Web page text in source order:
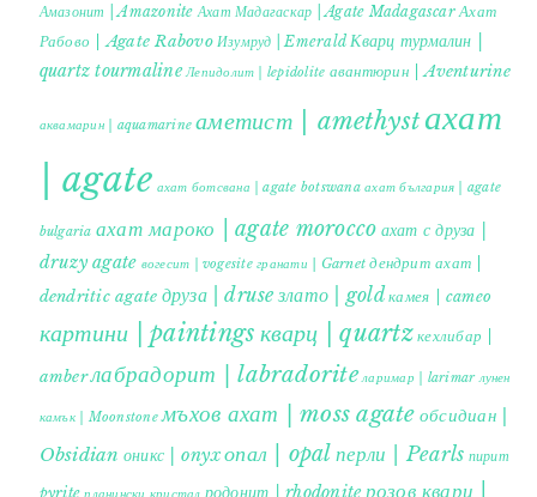
Амазонит | Amazonite Ахат Мадагаскар | Agate Madagascar Ахат
Рабово | Agate Rabovo Изумруд | Emerald Кварц турмалин |
quartz tourmaline Лепидолит | lepidolite авантюрин | Aventurine
аквамарин | aquamarine аметист | amethystахат
| agate ахат ботсвана | agate botswana ахат българия | agate
bulgaria ахат мароко | agate morocco ахат с друза |
druzy agate вогесит | vogesite гранати | Garnet дендрит ахат |
dendritic agate друза | druse злато | gold камея | cameo
картини | paintings кварц | quartzкехлибар |
amberлабрадорит | labradorite ларимар | larimar лунен
камък | Moonstone мъхов ахат | moss agate обсидиан |
Obsidian оникс | onyxопал | opal перли | Pearls пирит |
pyrite родонит | rhodonite розов кварц |